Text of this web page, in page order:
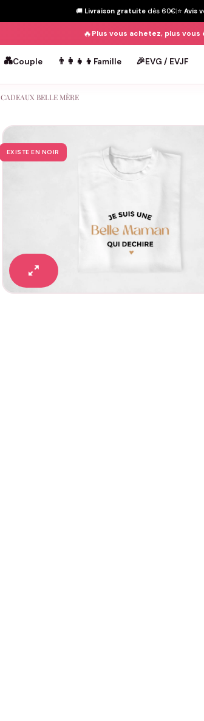
🚚 Livraison gratuite dès 60€|⭐ Avis
🔥Plus vous achetez, plus vous
💑Couple 👨‍👩‍👧‍👦 Famille 🎉EVG / EVJF
CADEAUX BELLE MÈRE
EXISTE EN NOIR